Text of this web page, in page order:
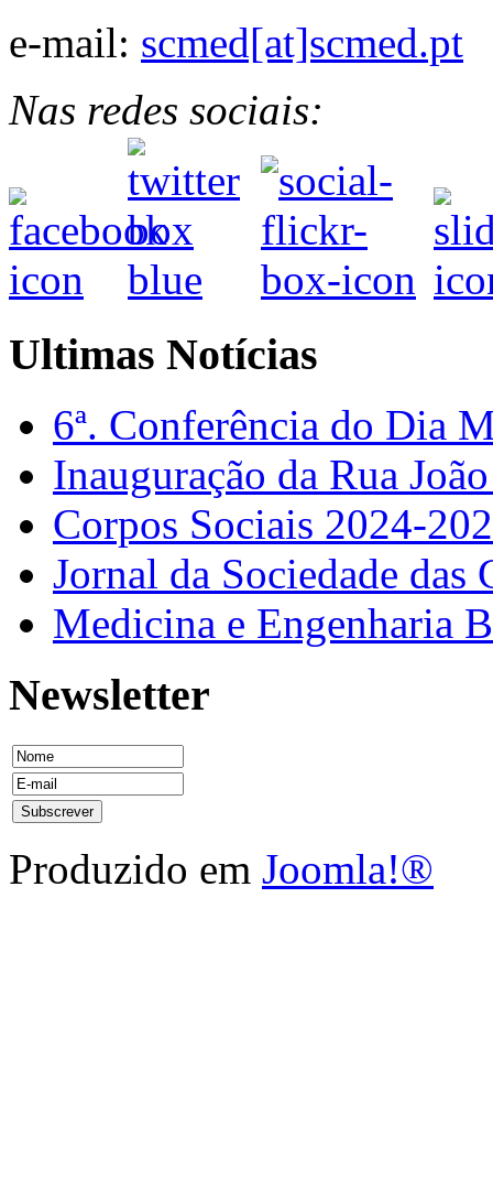
e-mail: scmed[at]scmed.pt
Nas redes sociais:
Ultimas Notícias
6ª. Conferência do Dia
Inauguração da Rua
Corpos Sociais 2024-
Jornal da Sociedade
Medicina e Engenharia
Newsletter
Produzido em Joomla!®